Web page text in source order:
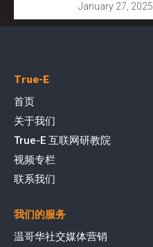
January 27, 2025
True-E
首页
关于我们
True-E 互联网研教院
视频专栏
联系我们
我们的服务
温哥华社交媒体营销